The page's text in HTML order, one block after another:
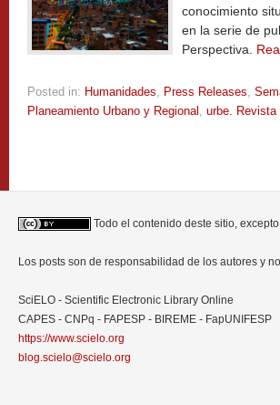
conocimiento
en la serie de
Perspectiva.
Posted in: Humanidades, Press Releases,
Planeamiento Urbano y Regional , urbe. Revista
Todo el contenido deste sitio,
Los posts son de responsabilidad de los autores y
SciELO - Scientific Electronic Library Online
CAPES - CNPq - FAPESP - BIREME - FapUNIFESP
https://www.scielo.org
blog.scielo@scielo.org